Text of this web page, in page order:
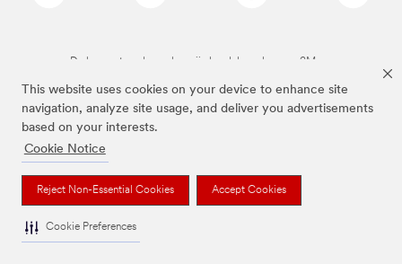
This website uses cookies on your device to enhance site
navigation, analyze site usage, and deliver you advertisements
based on your interests.
Cookie Notice
Reject Non-Essential Cookies Accept Cookies
Cookie Preferences
De bovenstaande merken zijn handelsmerken van 3M.we